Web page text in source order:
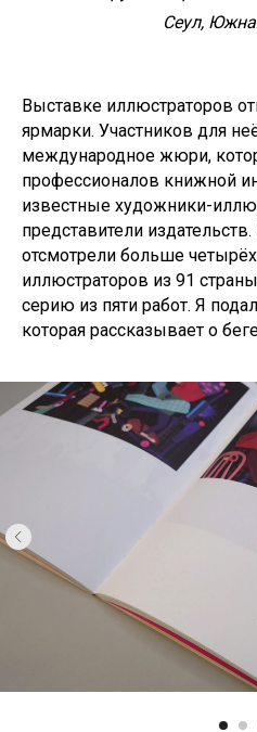
Сеул,
Выставке иллюстраторов
ярмарки. Участников для
международное жюри,
профессионалов книжной
известные художники-
представители
отсмотрели больше
иллюстраторов из 91
серию из пяти работ. Я
которая рассказывает о